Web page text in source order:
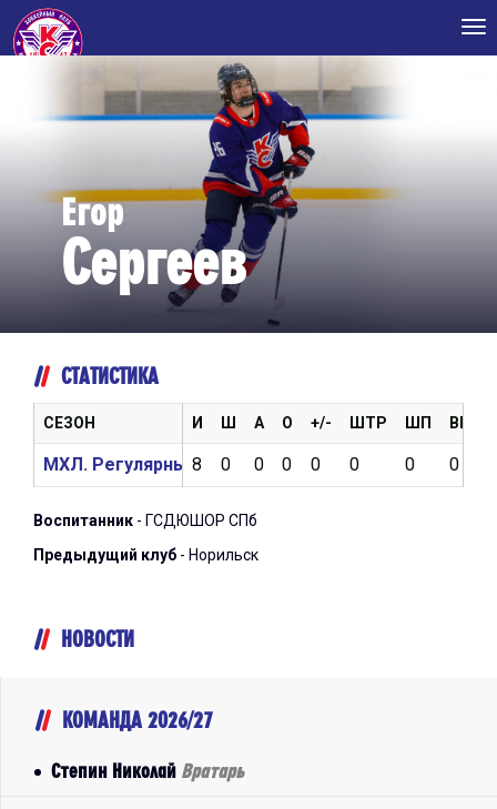
Егор
Сергеев
СТАТИСТИКА
И Ш А О +/- ШТР ШП ВБР
8 0 0 0 0 0 0 0
СЕЗОН
МХЛ. Регулярный чемпионат 2025/2026
Воспитанник - ГСДЮШОР СПб
Предыдущий клуб - Норильск
НОВОСТИ
КОМАНДА 2026/27
Степин Николай Вратарь